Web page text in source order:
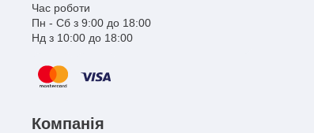
Час роботи
Пн - Сб з 9:00 до 18:00
Нд з 10:00 до 18:00
Компанія